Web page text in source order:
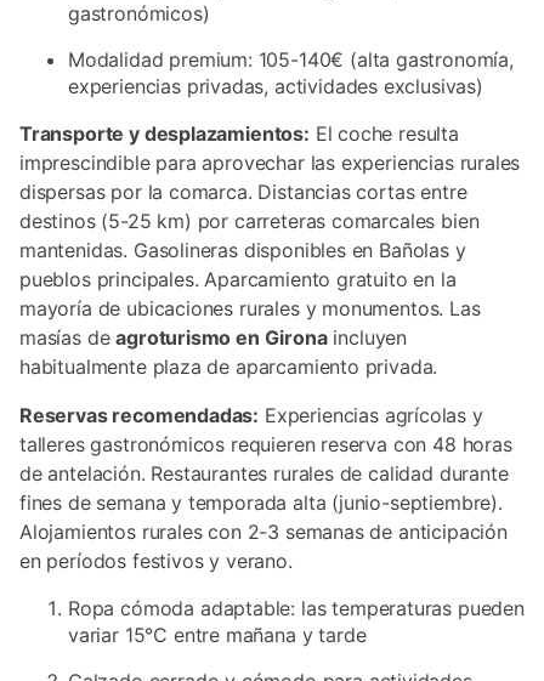
gastronómicos)
Modalidad premium: 105-140€ (alta gastronomía,
experiencias privadas, actividades exclusivas)
Transporte y desplazamientos: El coche resulta
imprescindible para aprovechar las experiencias rurales
dispersas por la comarca. Distancias cortas entre
destinos (5-25 km) por carreteras comarcales bien
mantenidas. Gasolineras disponibles en Bañolas y
pueblos principales. Aparcamiento gratuito en la
mayoría de ubicaciones rurales y monumentos. Las
masías deagroturismo en Gironaincluyen
habitualmente plaza de aparcamiento privada.
Reservas recomendadas: Experiencias agrícolas y
talleres gastronómicos requieren reserva con 48 horas
de antelación. Restaurantes rurales de calidad durante
fines de semana y temporada alta (junio-septiembre).
Alojamientos rurales con 2-3 semanas de anticipación
en períodos festivos y verano.
Ropa cómoda adaptable: las temperaturas pueden
variar 15°C entre mañana y tarde